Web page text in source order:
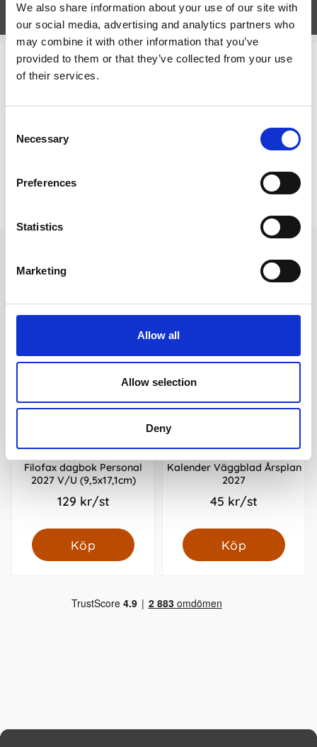
We also share information about your use of our site with
our social media, advertising and analytics partners who
may combine it with other information that you’ve
provided to them or that they’ve collected from your use
of their services.
Selection
Necessary
Preferences
Statistics
Marketing
Allow all
Allow selection
Deny
Egenskaper
Relaterade kategorier
Skolkalender
Prishistorik
Filofax dagbok Personal
2027 V/U (9,5x17,1cm)
129 kr/st
Köp
Kalender Väggblad Årsplan
2027
45 kr/st
Köp